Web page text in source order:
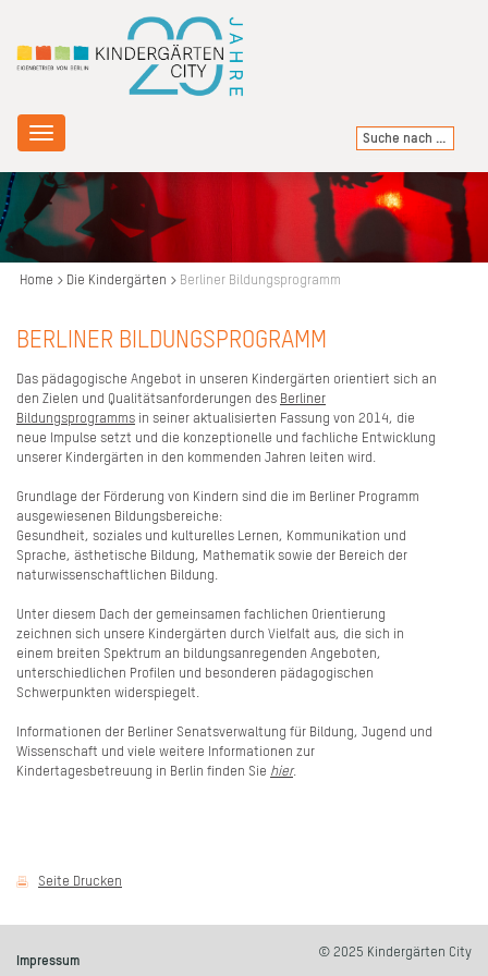
Toggle
navigation
Home Die Kindergärten Berliner Bildungsprogramm
BERLINER BILDUNGSPROGRAMM
Das pädagogische Angebot in unseren Kindergärten orientiert sich an
den Zielen und Qualitätsanforderungen des Berliner
Bildungsprogramms in seiner aktualisierten Fassung von 2014, die
neue Impulse setzt und die konzeptionelle und fachliche Entwicklung
unserer Kindergärten in den kommenden Jahren leiten wird.
Grundlage der Förderung von Kindern sind die im Berliner Programm
ausgewiesenen Bildungsbereiche:
Gesundheit, soziales und kulturelles Lernen, Kommunikation und
Sprache, ästhetische Bildung, Mathematik sowie der Bereich der
naturwissenschaftlichen Bildung.
Unter diesem Dach der gemeinsamen fachlichen Orientierung
zeichnen sich unsere Kindergärten durch Vielfalt aus, die sich in
einem breiten Spektrum an bildungsanregenden Angeboten,
unterschiedlichen Profilen und besonderen pädagogischen
Schwerpunkten widerspiegelt.
Informationen der Berliner Senatsverwaltung für Bildung, Jugend und
Wissenschaft und viele weitere Informationen zur
Kindertagesbetreuung in Berlin finden Sie hier.
Seite Drucken
Impressum
© 2025 Kindergärten City